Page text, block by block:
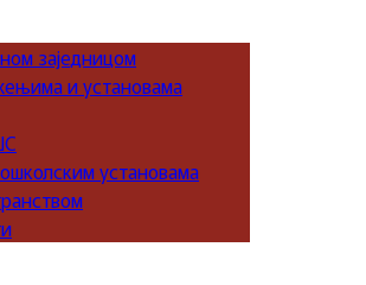
заједницом
и установама
установама